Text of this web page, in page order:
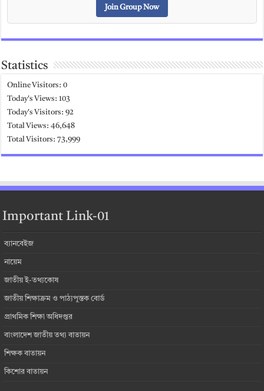
Join Group Now
Statistics
Online Visitors:0
Today's Views:103
Today's Visitors:92
Total Views:46,648
Total Visitors:73,999
Important Link-01
ব্যানবেইজ
নায়েম
জাতীয় ই-তথ্যকোষ
জাতীয় শিক্ষাক্রম ও পাঠ্যপুস্তক বোর্ড
প্রাথমিক শিক্ষা অধিদপ্তর
বাংলাদেশ জাতীয় তথ্য বাতায়ন
শিক্ষক বাতায়ন
কিশোর বাতায়ন